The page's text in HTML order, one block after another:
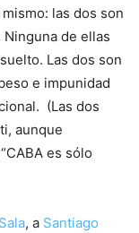
las dos son
de ellas
Las dos son
e impunidad
(Las dos
aunque
es sólo
, a Santiago